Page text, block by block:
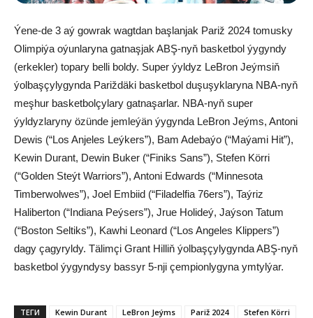
Ýene-de 3 aý gowrak wagtdan başlanjak Pariž 2024 tomusky
Olimpiýa oýunlaryna gatnaşjak ABŞ-nyň basketbol ýygyndy
(erkekler) topary belli boldy. Super ýyldyz LeBron Jeýmsiň
ýolbaşçylygynda Pariždäki basketbol duşuşyklaryna NBA-nyň
meşhur basketbolçylary gatnaşarlar. NBA-nyň super
ýyldyzlaryny özünde jemleýän ýygynda LeBron Jeýms, Antoni
Dewis (“Los Anjeles Leýkers”), Bam Adebaýo (“Maýami Hit”),
Kewin Durant, Dewin Buker (“Finiks Sans”), Stefen Körri
(“Golden Steýt Warriors”), Antoni Edwards (“Minnesota
Timberwolwes”), Joel Embiid (“Filadelfia 76ers”), Taýriz
Haliberton (“Indiana Peýsers”), Jrue Holideý, Jaýson Tatum
(“Boston Seltiks”), Kawhi Leonard (“Los Angeles Klippers”)
dagy çagyryldy. Tälimçi Grant Hilliň ýolbaşçylygynda ABŞ-nyň
basketbol ýygyndysy bassyr 5-nji çempionlygyna ymtylýar.
ТЕГИ Kewin Durant LeBron Jeýms Pariž 2024 Stefen Körri